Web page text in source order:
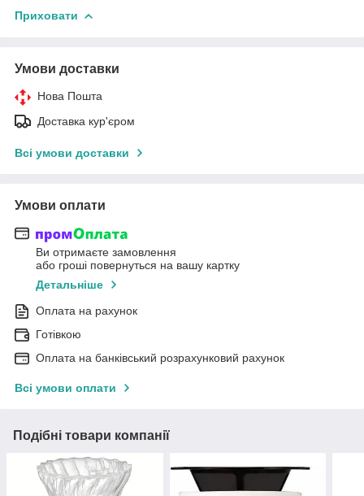
Приховати
Умови доставки
Нова Пошта
Доставка кур'єром
Всі умови доставки
Умови оплати
Ви отримаєте замовлення
або гроші повернуться на вашу картку
Детальніше
Оплата на рахунок
Готівкою
Оплата на банківський розрахунковий рахунок
Всі умови оплати
Подібні товари компанії